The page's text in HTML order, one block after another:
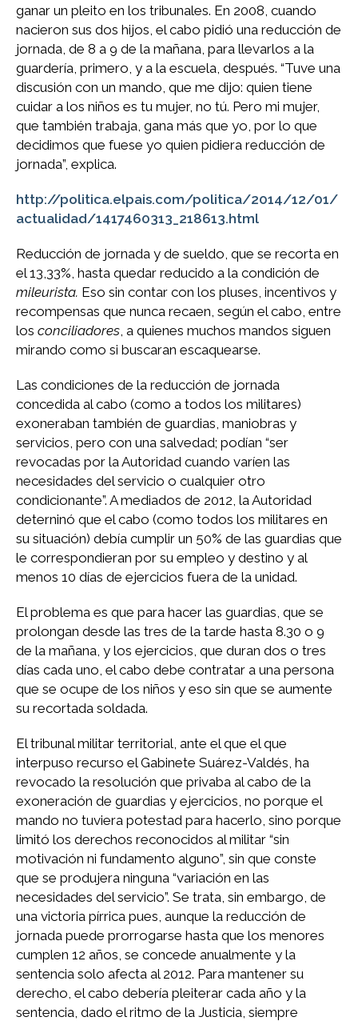
ganar un pleito en los tribunales. En 2008, cuando
nacieron sus dos hijos, el cabo pidió una reducción de
jornada, de 8 a 9 de la mañana, para llevarlos a la
guardería, primero, y a la escuela, después. “Tuve una
discusión con un mando, que me dijo: quien tiene
cuidar a los niños es tu mujer, no tú. Pero mi mujer,
que también trabaja, gana más que yo, por lo que
decidimos que fuese yo quien pidiera reducción de
jornada”, explica.
http://politica.elpais.com/politica/2014/12/01/
actualidad/1417460313_218613.html
Reducción de jornada y de sueldo, que se recorta en
el 13,33%, hasta quedar reducido a la condición de
mileurista. Eso sin contar con los pluses, incentivos y
recompensas que nunca recaen, según el cabo, entre
los conciliadores , a quienes muchos mandos siguen
mirando como si buscaran escaquearse.
Las condiciones de la reducción de jornada
concedida al cabo (como a todos los militares)
exoneraban también de guardias, maniobras y
servicios, pero con una salvedad; podían “ser
revocadas por la Autoridad cuando varíen las
necesidades del servicio o cualquier otro
condicionante”. A mediados de 2012, la Autoridad
deterninó que el cabo (como todos los militares en
su situación) debía cumplir un 50% de las guardias que
le correspondieran por su empleo y destino y al
menos 10 días de ejercicios fuera de la unidad.
El problema es que para hacer las guardias, que se
prolongan desde las tres de la tarde hasta 8.30 o 9
de la mañana, y los ejercicios, que duran dos o tres
días cada uno, el cabo debe contratar a una persona
que se ocupe de los niños y eso sin que se aumente
su recortada soldada.
El tribunal militar territorial, ante el que el que
interpuso recurso el Gabinete Suárez-Valdés, ha
revocado la resolución que privaba al cabo de la
exoneración de guardias y ejercicios, no porque el
mando no tuviera potestad para hacerlo, sino porque
limitó los derechos reconocidos al militar “sin
motivación ni fundamento alguno”, sin que conste
que se produjera ninguna “variación en las
necesidades del servicio”. Se trata, sin embargo, de
una victoria pírrica pues, aunque la reducción de
jornada puede prorrogarse hasta que los menores
cumplen 12 años, se concede anualmente y la
sentencia solo afecta al 2012. Para mantener su
derecho, el cabo debería pleiterar cada año y la
sentencia, dado el ritmo de la Justicia, siempre